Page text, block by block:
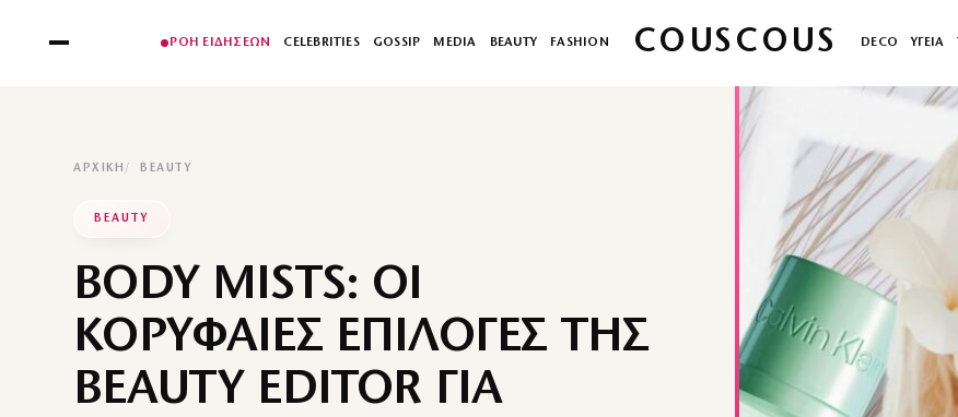
ΡΟΗ ΕΙΔΗΣΕΩΝ CELEBRITIES GOSSIP MEDIA BEAUTY FASHION COUSCOUS DECO ΥΓΕΙΑ
ΑΡΧΙΚΉ BEAUTY
BEAUTY
BODY MISTS: ΟΙ
ΚΟΡΥΦΑΙΕΣ ΕΠΙΛΟΓΕΣ ΤΗΣ
BEAUTY EDITOR ΓΙΑ